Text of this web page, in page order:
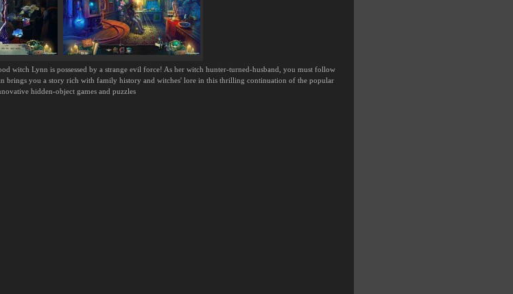
witch Lynn is possessed by a strange evil force! As her witch hunter-turned-husband, you must follow
brings you a story rich with family history and witches' lore in this thrilling continuation of the popular
hidden-object games and puzzles